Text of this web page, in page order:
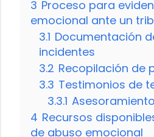
3 Proceso para
emocional ante un
3.1 Documentación
incidentes
3.2 Recopilación de
3.3 Testimonios de
3.3.1
4 Recursos
de abuso emocional